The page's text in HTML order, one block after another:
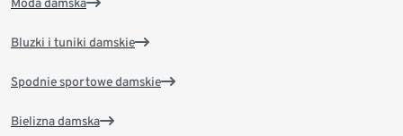
Bluzki i tuniki damskie
Spodnie sportowe damskie
Bielizna damska